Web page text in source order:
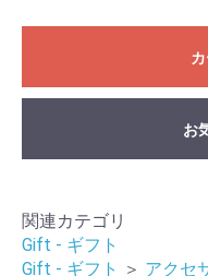
お
関連カテゴリ
Gift - ギフト
Gift - ギフト
＞ アクセ